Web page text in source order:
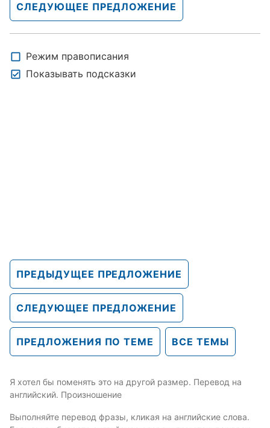
СЛЕДУЮЩЕЕ ПРЕДЛОЖЕНИЕ
Режим правописания
Показывать подсказки
ПРЕДЫДУЩЕЕ ПРЕДЛОЖЕНИЕ
СЛЕДУЮЩЕЕ ПРЕДЛОЖЕНИЕ
ПРЕДЛОЖЕНИЯ ПО ТЕМЕ ВСЕ ТЕМЫ
Я хотел бы поменять это на другой размер. Перевод на
английский. Произношение
Выполняйте перевод фразы, кликая на английские слова.